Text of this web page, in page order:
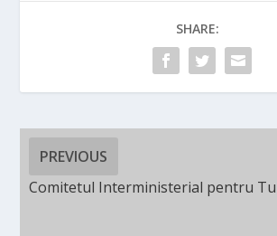
SHARE:
PREVIOUS
Comitetul Interministerial pentru